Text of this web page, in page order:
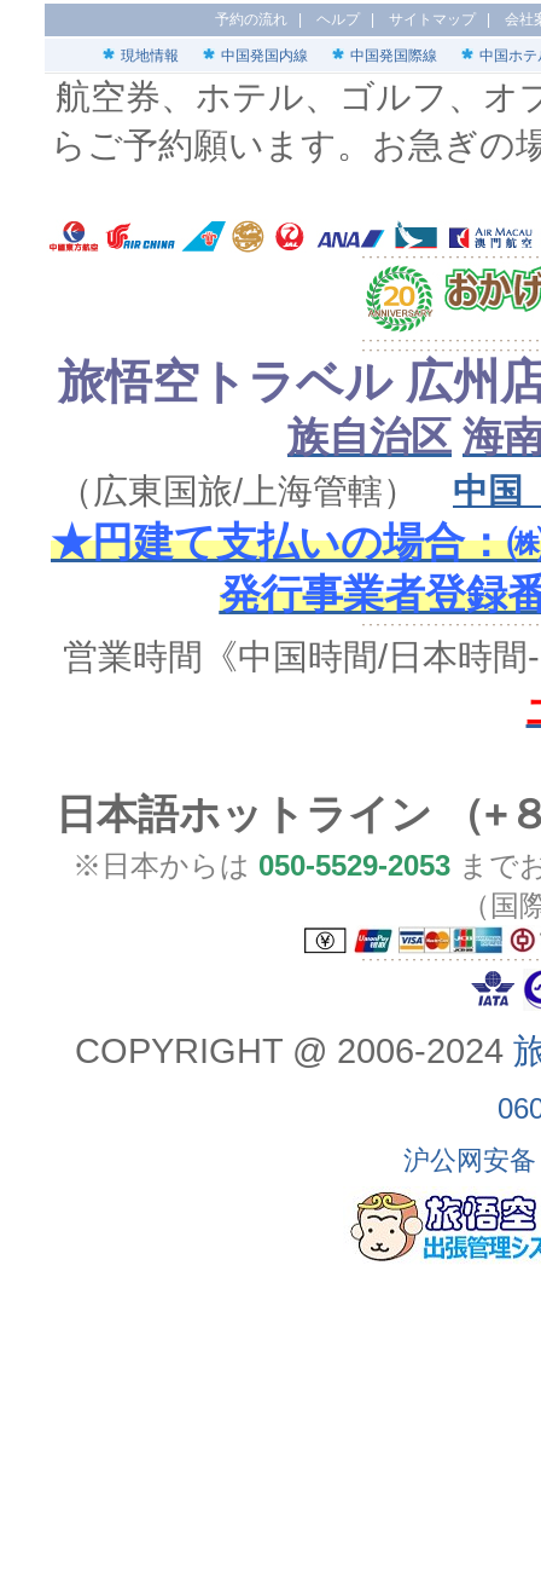
予約の流れ ヘルプ サイトマップ 会社
現地情報 中国発国内線 中国発国際線 中国ホテ
航空券、ホテル、ゴルフ、オ
らご予約願います。お急ぎの
旅悟空トラベル 広州
族自治区 海
（広東国旅/上海管轄） 中国
★円建て支払いの場合：
発行事業者登録
営業時間 《中国時間/日本時
日本語ホットライン （+
※日本からは 050-5529-2053 まで
（国
COPYRIGHT @ 2006-2024
沪公网安